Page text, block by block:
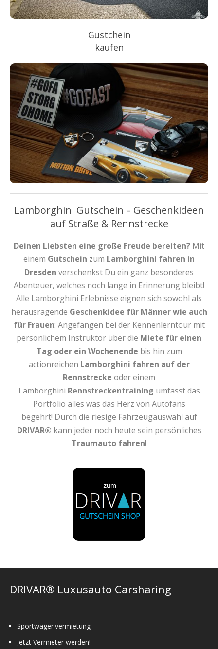
Gustchein
kaufen
Lamborghini Gutschein – Geschenkideen
auf Straße & Rennstrecke
Deinen Liebsten eine große Freude bereiten? Mit
einem Gutschein zum Lamborghini fahren in
Dresden verschenkst Du ein ganz besonderes
Abenteuer, welches noch lange in Erinnerung bleibt!
Alle Lamborghini Erlebnisse eignen sich sowohl als
herausragende Geschenkidee für Männer wie auch
für Frauen: Angefangen bei der Kennenlerntour mit
persönlichem Instruktor über die Miete für einen
Tag oder ein Wochenende bis hin zum
actionreichen Lamborghini fahren auf der
Rennstrecke oder einem
Lamborghini Rennstreckentraining umfasst das
Portfolio alles was das Herz von Autofans
begehrt! Durch die riesige Fahrzeugauswahl auf
DRIVAR® kann jeder noch heute sein persönliches
Traumauto fahren!
DRIVAR® Luxusauto Carsharing
Sportwagenvermietung
Jetzt Vermieter werden!